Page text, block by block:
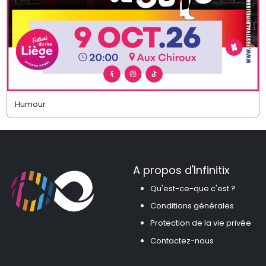
Humour
A propos d'Infinitix
Qu'est-ce-que c'est ?
Conditions générales
Protection de la vie privée
Contactez-nous